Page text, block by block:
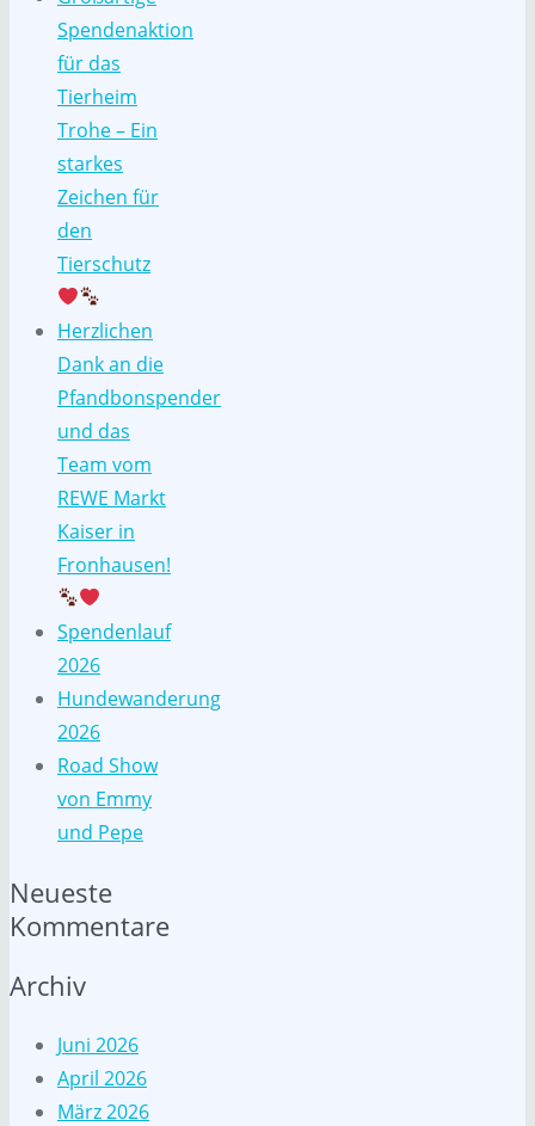
Spendenaktion
für das
Tierheim
Trohe – Ein
starkes
Zeichen für
den
Tierschutz
Herzlichen
Dank an die
Pfandbonspender
und das
Team vom
REWE Markt
Kaiser in
Fronhausen!
Spendenlauf
2026
Hundewanderung
2026
Road Show
von Emmy
und Pepe
Neueste
Kommentare
Archiv
Juni 2026
April 2026
März 2026